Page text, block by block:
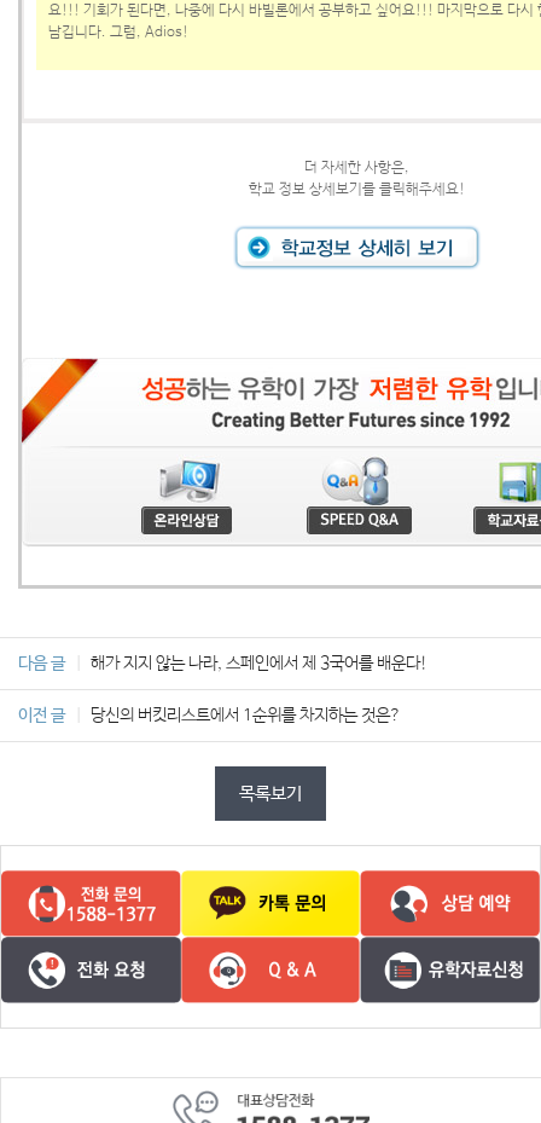
요!!! 기회가 된다면, 나중에 다시 바빌론에서 공부하고 싶어요!!! 마지막으로 다시
남깁니다. 그럼, Adios!
더 자세한 사항은,
학교 정보 상세보기를 클릭해주세요!
다음 글 해가 지지 않는 나라, 스페인에서 제 3국어를 배운다!
이전 글 당신의 버킷리스트에서 1순위를 차지하는 것은?
목록보기